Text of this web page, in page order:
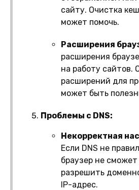
сайту. Очистка
может помочь.
Расширения
расширения
на работу сайтов.
расширений для
может быть
Проблемы с DNS:
Некорректная
Если DNS не
браузер не
разрешить
IP-адрес.